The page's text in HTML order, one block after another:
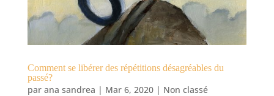
Comment se libérer des répétitions désagréables du
passé?
par ana sandrea | Mar 6, 2020| Non classé